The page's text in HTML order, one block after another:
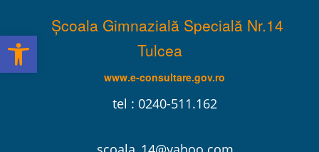
Școala Gimnazială Specială Nr.14
Tulcea
www.e-consultare.gov.ro
tel : 0240-511.162
Deschide bara de unelte